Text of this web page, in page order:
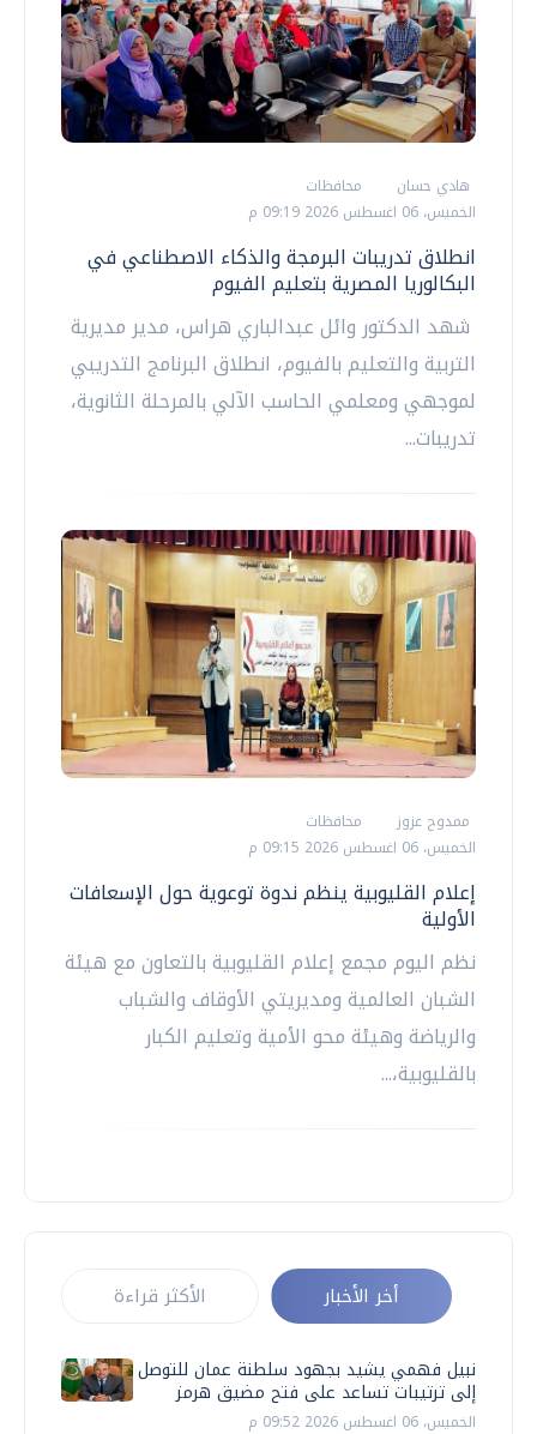
هادي حسان
محافظات
الخميس، 06 اغسطس 2026 09:19 م
انطلاق تدريبات البرمجة والذكاء الاصطناعي في
البكالوريا المصرية بتعليم الفيوم
شهد الدكتور وائل عبدالباري هراس، مدير مديرية
التربية والتعليم بالفيوم، انطلاق البرنامج التدريبي
لموجهي ومعلمي الحاسب الآلي بالمرحلة الثانوية،
تدريبات...
ممدوح عزوز
محافظات
الخميس، 06 اغسطس 2026 09:15 م
إعلام القليوبية ينظم ندوة توعوية حول الإسعافات
الأولية
نظم اليوم مجمع إعلام القليوبية بالتعاون مع هيئة
الشبان العالمية ومديريتي الأوقاف والشباب
والرياضة وهيئة محو الأمية وتعليم الكبار
بالقليوبية،...
أخر الأخبار الأكثر قراءة
نبيل فهمي يشيد بجهود سلطنة عمان للتوصل
إلى ترتيبات تساعد على فتح مضيق هرمز
الخميس، 06 اغسطس 2026 09:52 م